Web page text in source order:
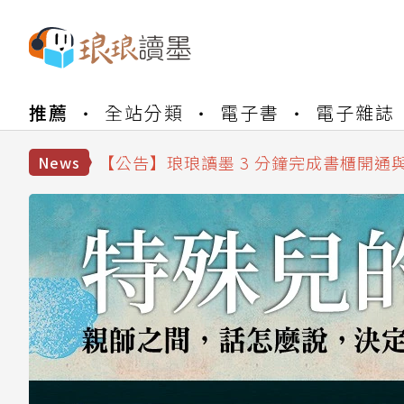
推薦 全站分類 電子書 電子雜誌
News
【公告】琅琅讀墨數位閱讀資產合併與
【公告】琅琅讀墨 3 分鐘完成書櫃開
【公告】琅琅讀墨數位閱讀資產合併與